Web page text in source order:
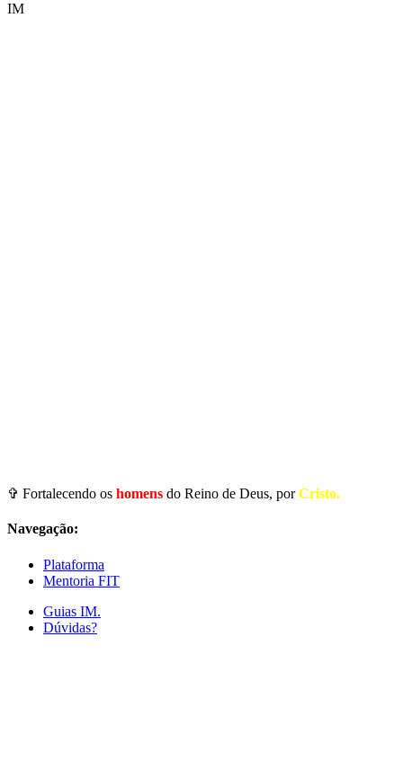
IM
✞ Fortalecendo os homens do Reino de Deus, porCristo.
Navegação:
Plataforma
Mentoria FIT
Guias IM.
Dúvidas?